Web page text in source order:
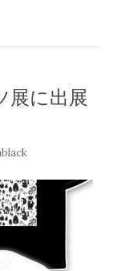
展に出展